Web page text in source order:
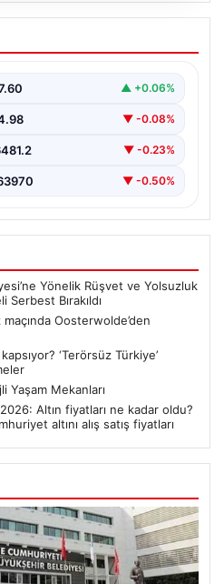
Graz maçında
haber!
▲ +0.06%
▼ -0.08%
▼ -0.23%
▼ -0.50%
Yönelik Rüşvet ve Yolsuzluk
Serbest Bırakıldı
Oosterwolde’den
‘Terörsüz Türkiye’
Yaşam Mekanları
Altın fiyatları ne kadar oldu?
altını alış satış fiyatları